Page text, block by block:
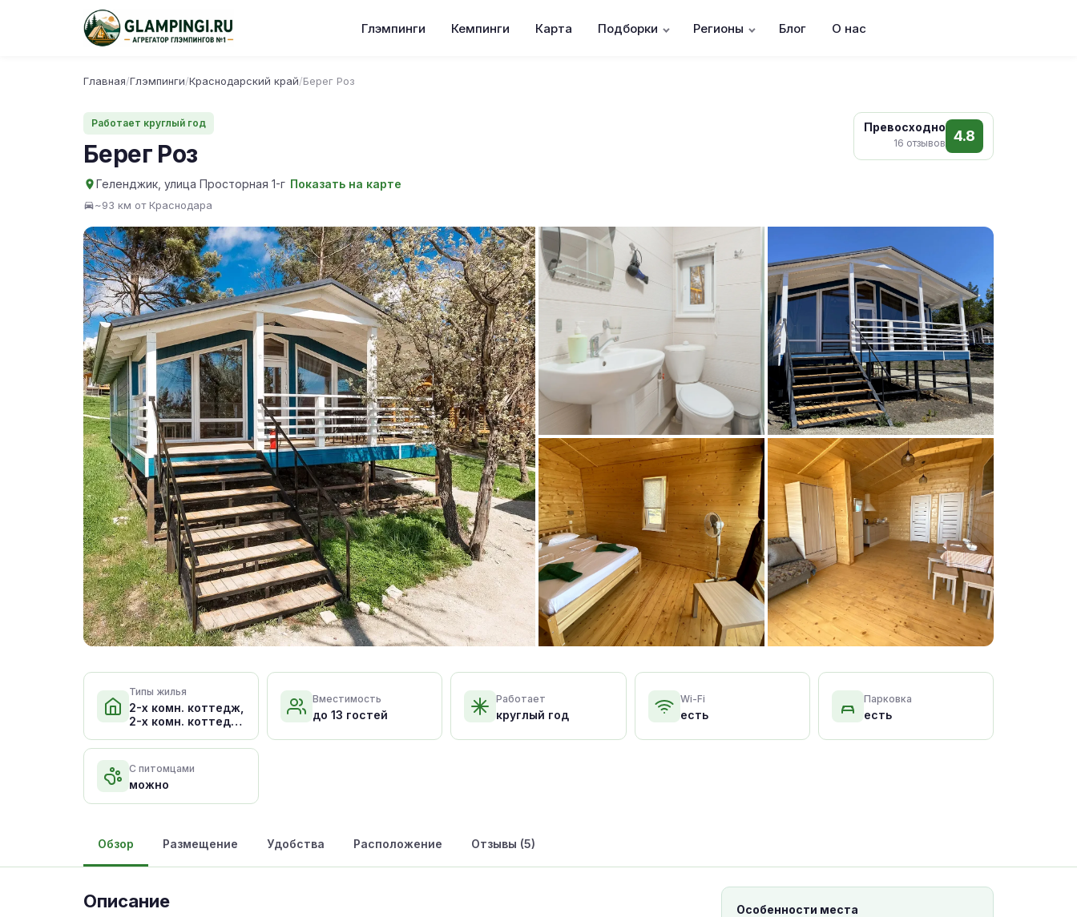
Глэмпинги Кемпинги Карта Подборки Регионы Блог О нас
Главная/Глэмпинги/Краснодарский край/Берег Роз
Работает круглый год
Берег Роз
Геленджик, улица Просторная 1-г Показать на карте
~93 км от Краснодара
Превосходно
16 отзывов 4.8
Типы жилья
2-х комн. коттедж,
2-х комн. коттедж
Вместимость
до 13 гостей
Работает
круглый год
Wi-Fi
есть
Парковка
есть
С питомцами
можно
Обзор Размещение Удобства Расположение Отзывы (5)
Описание Особенности места